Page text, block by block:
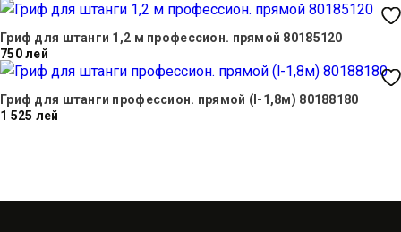
Гриф для штанги 1,2 м профессион. прямой 80185120
750 лей
Гриф для штанги профессион. прямой (l-1,8м) 80188180
1 525 лей